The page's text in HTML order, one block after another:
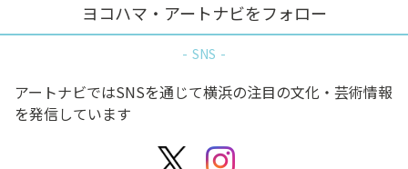
ヨコハマ・アートナビをフォロー
SNS
アートナビではSNSを通じて横浜の注目の文化・芸術情報
を発信しています